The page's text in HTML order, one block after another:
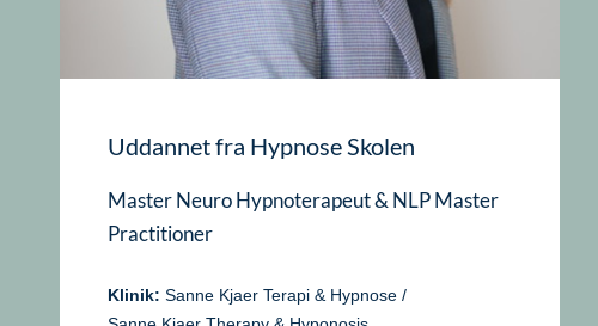
Uddannet fra Hypnose Skolen
Master Neuro Hypnoterapeut & NLP Master
Practitioner
Klinik: Sanne Kjaer Terapi & Hypnose /